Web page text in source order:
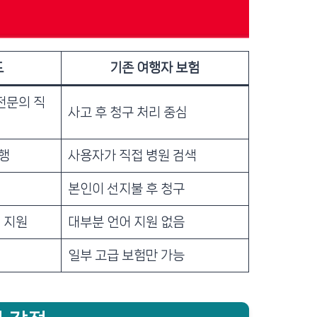
기존 여행자 보험
문의 직
사고 후 청구 처리 중심
사용자가 직접 병원 검색
본인이 선지불 후 청구
지원 대부분 언어 지원 없음
일부 고급 보험만 가능